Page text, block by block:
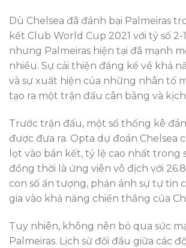
Dù Chelsea đã đánh bại Palmeiras
kết Club World Cup 2021 với tỷ số 2-
nhưng Palmeiras hiện tại đã mạnh
nhiều. Sự cải thiện đáng kể về khả
và sự xuất hiện của những nhân tố
tạo ra một trận đấu cân bằng và
Trước trận đấu, một số thống kê
được đưa ra. Opta dự đoán Chelsea
lọt vào bán kết, tỷ lệ cao nhất trong
đồng thời là ứng viên vô địch với
con số ấn tượng, phản ánh sự tự tin
gia vào khả năng chiến thắng của
Tuy nhiên, không nên bỏ qua sức
Palmeiras. Lịch sử đối đầu giữa các